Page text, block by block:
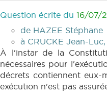
Question écrite du 16/07/
de HAZEE Stéphane
à CRUCKE Jean-
À l'instar de la
nécessaires pour
décrets contiennent eux-
exécution n'est pas